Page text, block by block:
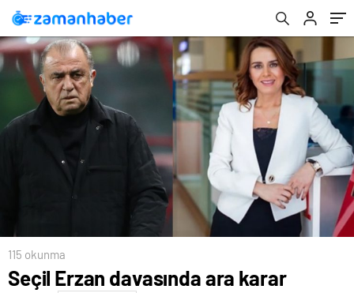
115 okunma
Seçil Erzan davasında ara karar